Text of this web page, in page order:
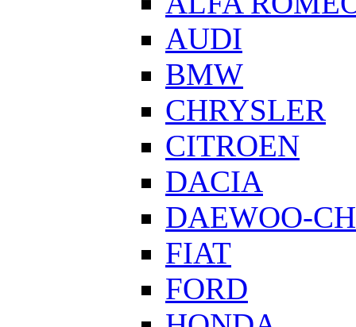
AUDI
BMW
CHRYSLER
CITROEN
DACIA
DAEWOO-
FIAT
FORD